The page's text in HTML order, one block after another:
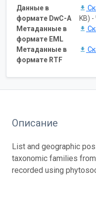
Данные в
формате DwC-A
KB)
Метаданные в
формате EML
Метаданные в
формате RTF
Описание
List and geographic
taxonomic families
recorded using